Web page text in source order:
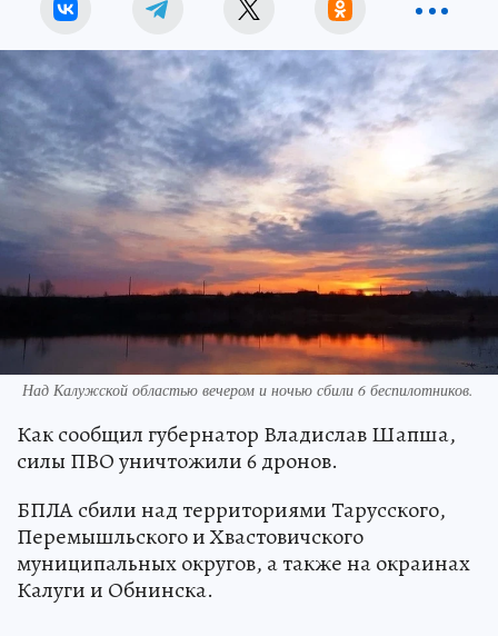
Над Калужской областью вечером и ночью сбили 6 беспилотников.
Как сообщил губернатор Владислав Шапша,
силы ПВО уничтожили 6 дронов.
БПЛА сбили над территориями Тарусского,
Перемышльского и Хвастовичского
муниципальных округов, а также на окраинах
Калуги и Обнинска.